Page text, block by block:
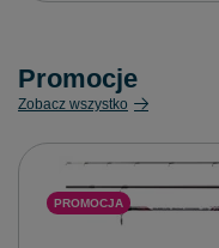
Promocje
Zobacz wszystko
PROMOCJA